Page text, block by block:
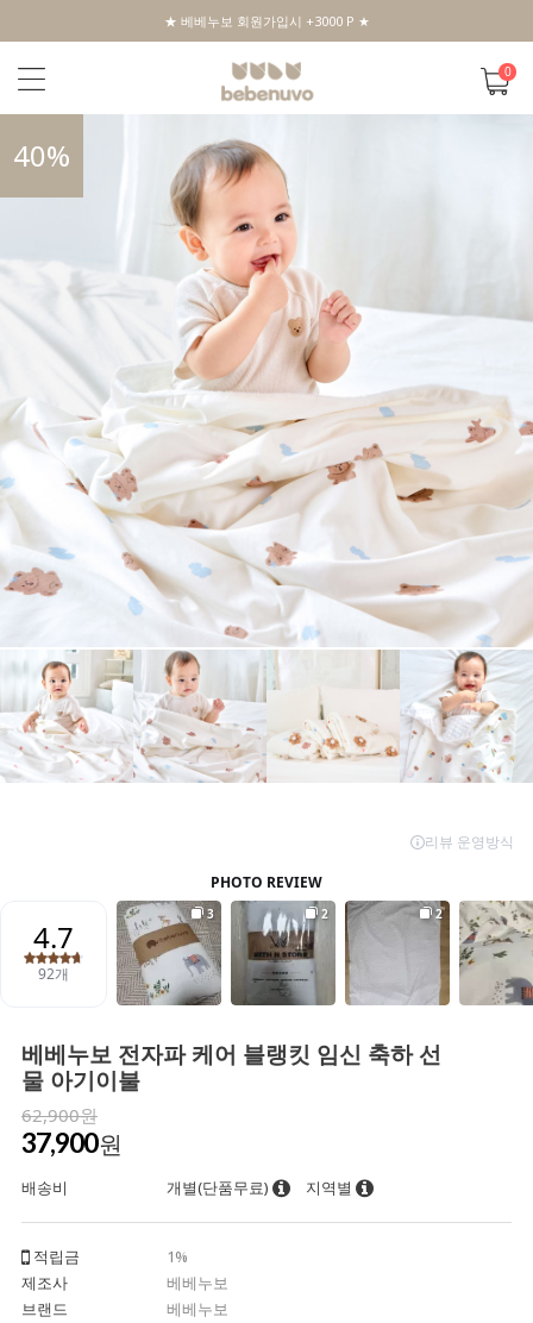
★ 베베누보 회원가입시 +3000 P ★
0
40%
베베누보 전자파 케어 블랭킷 임신 축하 선
물 아기이불
62,900원
37,900원
배송비 개별(단품무료) 지역별
적립금
1%
제조사
베베누보
브랜드
베베누보